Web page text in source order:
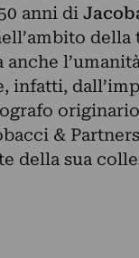
anni di
infatti,
&
della sua